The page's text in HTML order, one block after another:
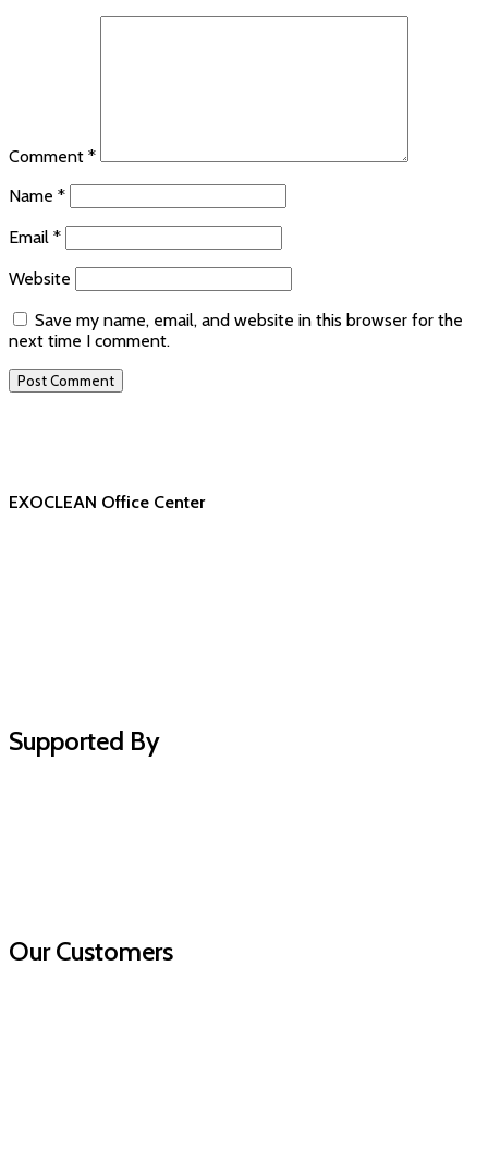
Comment *
Name *
Email *
Website
Save my name, email, and website in this browser for the
next time I comment.
EXOCLEAN Office Center
Supported By
Our Customers